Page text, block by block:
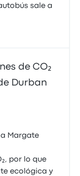
sale a
de CO₂
Durban
Margate
por lo que
ecológica y